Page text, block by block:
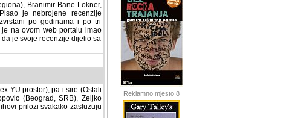
Branimir Bane Lokner,
nebrojene recenzije muzickih
godinama i po tri osnovne
portalu imao svoju rubriku.
dijelio sa svima vama,
YU prostor), pa i sire (Ostali
SRB), Zeljko Milovic
svakako zasluzuju da se
Reklamno mjesto 8